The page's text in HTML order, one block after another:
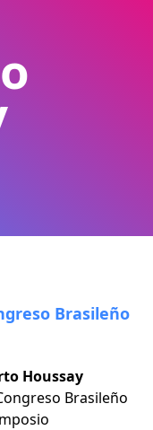
Brasileño
Houssay
Brasileño